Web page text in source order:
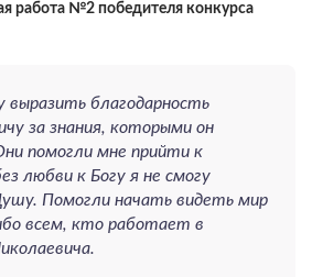
выразить благодарность
за знания, которыми он
помогли мне прийти к
любви к Богу я не смогу
Помогли начать видеть мир
всем, кто работает в